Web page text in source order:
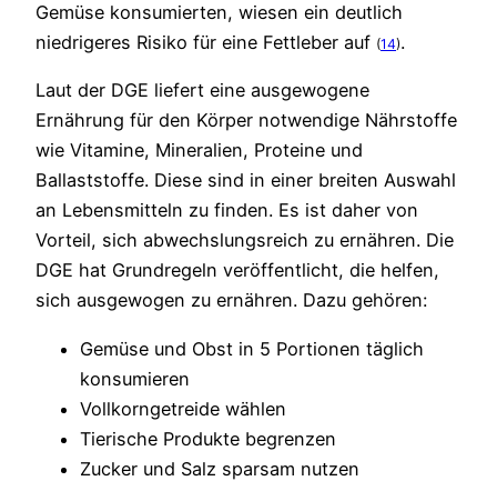
Gemüse konsumierten, wiesen ein deutlich
niedrigeres Risiko für eine Fettleber auf (14).
Laut der DGE liefert eine ausgewogene
Ernährung für den Körper notwendige Nährstoffe
wie Vitamine, Mineralien, Proteine und
Ballaststoffe. Diese sind in einer breiten Auswahl
an Lebensmitteln zu finden. Es ist daher von
Vorteil, sich abwechslungsreich zu ernähren. Die
DGE hat Grundregeln veröffentlicht, die helfen,
sich ausgewogen zu ernähren. Dazu gehören:
Gemüse und Obst in 5 Portionen täglich
konsumieren
Vollkorngetreide wählen
Tierische Produkte begrenzen
Zucker und Salz sparsam nutzen